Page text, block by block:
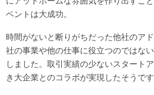
ベントは大成功。
時間がないと断りがちだった他社のア
社の事業や他の仕事に役立つのではな
しました。取引実績の少ないスタート
き大企業とのコラボが実現したそうです